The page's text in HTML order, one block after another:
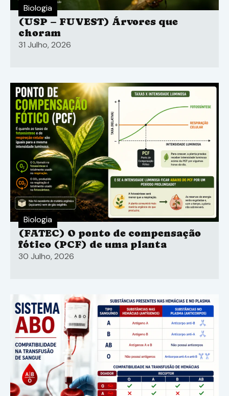
Biologia
(USP – FUVEST) Árvores que
choram
31 Julho, 2026
Biologia
(FATEC) O ponto de compensação
fótico (PCF) de uma planta
30 Julho, 2026